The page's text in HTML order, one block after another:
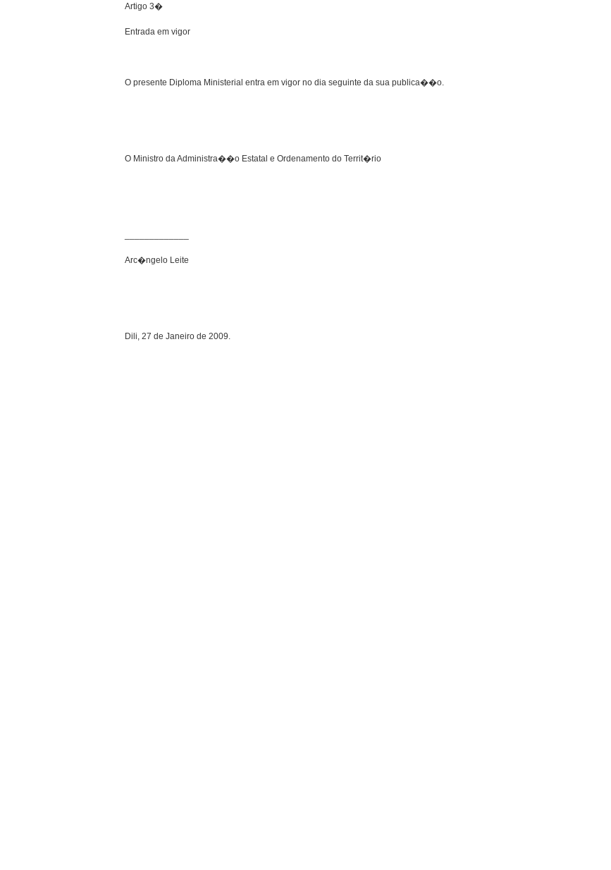
Artigo 3�
Entrada em vigor
O presente Diploma Ministerial entra em vigor no dia seguinte da sua publica��o.
O Ministro da Administra��o Estatal e Ordenamento do Territ�rio
Arc�ngelo Leite
Dili, 27 de Janeiro de 2009.